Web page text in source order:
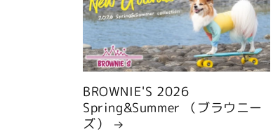
BROWNIE'S 2026
Spring&Summer （ブラウニー
ズ）